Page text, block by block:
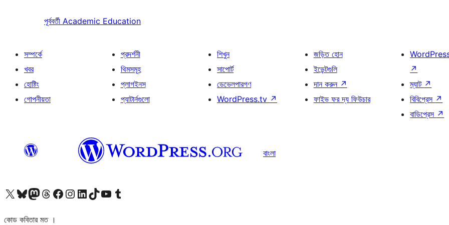
পূর্ববর্তী Academic Education
সম্পর্কে
খবর
হোষ্টিং
গোপনীয়তা
প্রদর্শনী
থিমসমূহ
প্লাগইনস
প্যাটার্নগুলো
শিখুন
সাপোর্ট
ডেভেলপারগণ
WordPress.tv ↗
জড়িত হোন
ইভেন্টগুলি
দান করুন ↗
ফাইভ ফর দ্য ফিউচার
↗
ম্যাট ↗
বিবিপ্রেস ↗
বাডিপ্রেস ↗
বাংলা
আমাদের X (আগের টুইটার) অ্যাকাউন্টে যানআমাদের Bluesky অ্যাকাউন্টটি দেখুনআমাদের মাস্টোডন অ্যাকাউন্টটি দেখুনআমাদের থ্রেডস অ্যাকাউন্টটি দেখুনআমাদের ফেসবুক পেজ দেখুনআমাদের ইন্সটাগ্রাম অ্যাকাউন্ট দেখুনআমাদের লিঙ্কডইন অ্যাকাউন্টে যানআমাদের TikTok অ্যাকাউন্টটি দেখুনআমাদের ইউটিউব চ্যানেলে যান আমাদের টাম্বলার অ্যাকাউন্ট দেখুন
কোড কবিতার মত ।